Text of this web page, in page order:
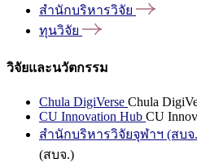
สำนักบริหารวิจัย
ทุนวิจัย
วิจัยและนวัตกรรม
Chula DigiVerse Chula
CU Innovation Hub CU
สำนักบริหารวิจัยจุฬาฯ (สบจ
(สบจ.)